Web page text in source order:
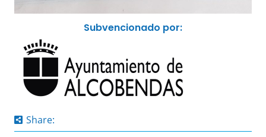
Subvencionado por:
Share: